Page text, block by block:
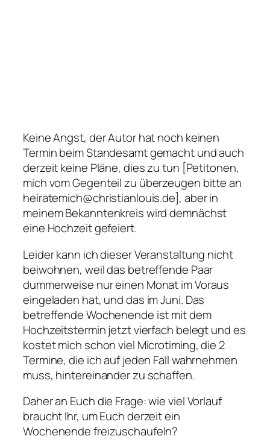
Keine Angst, der Autor hat noch keinen
Termin beim Standesamt gemacht und auch
derzeit keine Pläne, dies zu tun [Petitonen,
mich vom Gegenteil zu überzeugen bitte an
heiratemich@christianlouis.de], aber in
meinem Bekanntenkreis wird demnächst
eine Hochzeit gefeiert.
Leider kann ich dieser Veranstaltung nicht
beiwohnen, weil das betreffende Paar
dummerweise nur einen Monat im Voraus
eingeladen hat, und das im Juni. Das
betreffende Wochenende ist mit dem
Hochzeitstermin jetzt vierfach belegt und es
kostet mich schon viel Microtiming, die 2
Termine, die ich auf jeden Fall wahrnehmen
muss, hintereinander zu schaffen.
Daher an Euch die Frage: wie viel Vorlauf
braucht Ihr, um Euch derzeit ein
Wochenende freizuschaufeln?